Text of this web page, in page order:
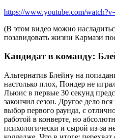
https://www.youtube.com/
(В этом видео можно
позавидовать жизни Кармази
Кандидат в команду:
Альтернатив Блейну на
настолько плох, Пондер не
Льюис в первые 30 секунд
закончил сезон. Другое дело
выбор первого раунда, с
работой в конверте, но
психологически и сырой из-за